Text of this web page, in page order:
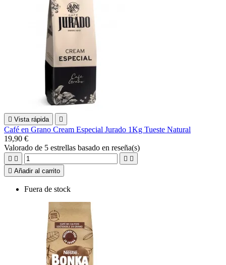
 Vista rápida 
Café en Grano Cream Especial Jurado 1Kg Tueste Natural
19,90 €
Valorado de 5 estrellas basado en reseña(s)
   
 Añadir al carrito
Fuera de stock